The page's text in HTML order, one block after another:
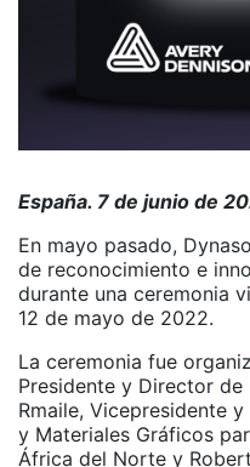
España. 7 de junio de
En mayo pasado,
de reconocimiento e
durante una ceremonia
12 de mayo de 2022.
La ceremonia fue
Presidente y Director de
Rmaile, Vicepresidente
y Materiales Gráficos
África del Norte y